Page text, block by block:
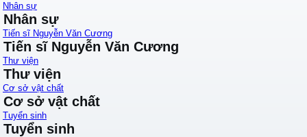
Nhân sự
Nhân sự
Tiến sĩ Nguyễn Văn Cương
Tiến sĩ Nguyễn Văn Cương
Thư viện
Thư viện
Cơ sở vật chất
Cơ sở vật chất
Tuyển sinh
Tuyển sinh